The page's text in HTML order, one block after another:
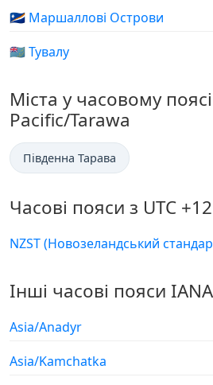
🇲🇭 Маршаллові Острови
🇹🇻 Тувалу
Міста у часовому
Pacific/Tarawa
Південна Тарава
Часові пояси з UTC
NZST (Новозеландський
Інші часові пояси
Asia/Anadyr
Asia/Kamchatka